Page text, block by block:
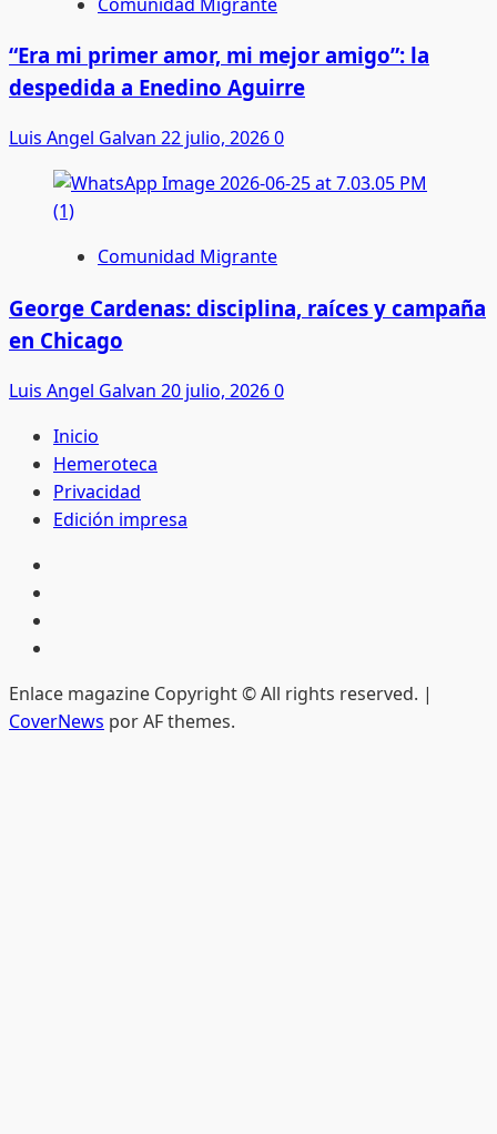
“Era mi primer amor, mi mejor amigo”: la
despedida a Enedino Aguirre
Luis Angel Galvan 22 julio, 20260
Comunidad Migrante
George Cardenas: disciplina, raíces y campaña
en Chicago
Luis Angel Galvan 20 julio, 20260
Inicio
Hemeroteca
Privacidad
Edición impresa
Enlace magazine Copyright © All rights reserved. |
CoverNews por AF themes.